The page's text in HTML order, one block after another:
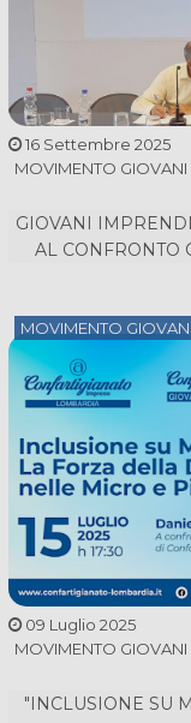
16 Settembre 2025
MOVIMENTO GIOVANI
GIOVANI
AL CONFRONTO
MOVIMENTO
09 Luglio 2025
MOVIMENTO GIOVANI
"INCLUSIONE SU